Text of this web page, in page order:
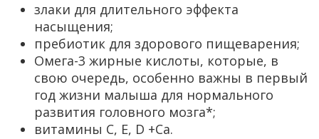
злаки для длительного эффекта
насыщения;
пребиотик для здорового пищеварения;
Омега-3 жирные кислоты, которые, в
свою очередь, особенно важны в первый
год жизни малыша для нормального
развития головного мозга*;
витамины C, E, D +Ca.